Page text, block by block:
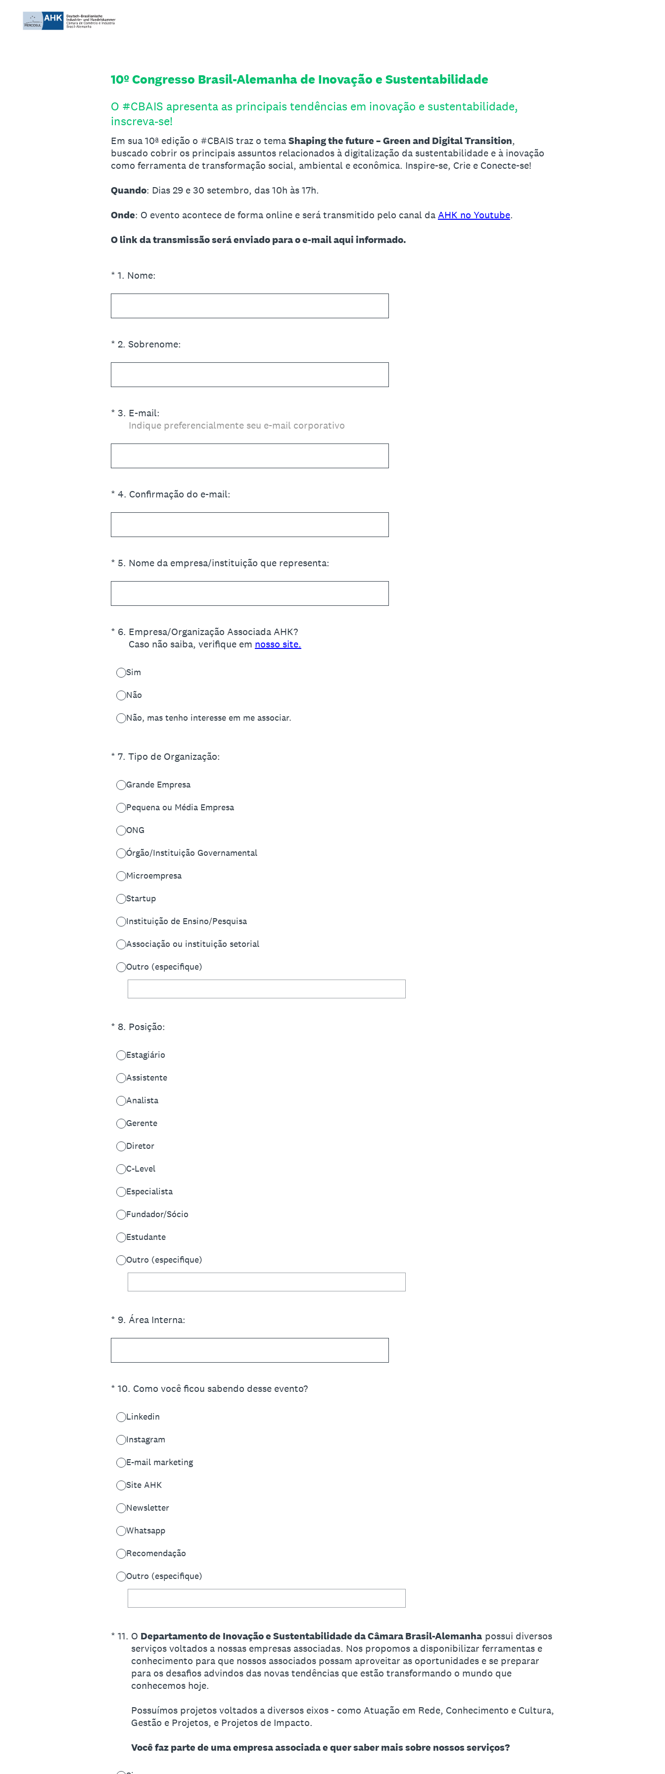
10º Congresso Brasil-Alemanha de Inovação e Sustentabilidade
O #CBAIS apresenta as principais tendências em inovação e sustentabilidade,
inscreva-se!
Em sua 10ª edição o #CBAIS traz o temaShaping the future – Green and Digital Transition,
buscado cobrir os principais assuntos relacionados à digitalização da sustentabilidade e à inovação
como ferramenta de transformação social, ambiental e econômica.​ Inspire-se, Crie e Conecte-se!
Quando: Dias 29 e 30 setembro, das 10h às 17h.
Onde: O evento acontece de forma online e será transmitido pelo canal daAHK no Youtube.
O link da transmissão será enviado para o e-mail aqui informado.
* 1. Nome:
(Obrigatório)
* 2. Sobrenome:
(Obrigatório)
* 3. E-mail:
Indique preferencialmente seu e-mail corporativo
(Obrigatório)
* 4. Confirmação do e-mail:
(Obrigatório)
* 5. Nome da empresa/instituição que representa:
(Obrigatório)
* 6. Empresa/Organização Associada AHK?
Caso não saiba, verifique em nosso site.
(Obrigatório)
Sim
Não
Não, mas tenho interesse em me associar.
* 7. Tipo de Organização:
(Obrigatório)
Grande Empresa
Pequena ou Média Empresa
ONG
Órgão/Instituição Governamental
Microempresa
Startup
Instituição de Ensino/Pesquisa
Associação ou instituição setorial
Outro (especifique)
* 8. Posição:
(Obrigatório)
Estagiário
Assistente
Analista
Gerente
Diretor
C-Level
Especialista
Fundador/Sócio
Estudante
Outro (especifique)
* 9. Área Interna:
(Obrigatório)
* 10. Como você ficou sabendo desse evento?
(Obrigatório)
Linkedin
Instagram
E-mail marketing
Site AHK
Newsletter
Whatsapp
Recomendação
Outro (especifique)
* 11. O Departamento de Inovação e Sustentabilidade da Câmara Brasil-Alemanha possui diversos
serviços voltados a nossas empresas associadas. Nos propomos a disponibilizar ferramentas e
conhecimento para que nossos associados possam aproveitar as oportunidades e se preparar
para os desafios advindos das novas tendências que estão transformando o mundo que
conhecemos hoje.
Possuímos projetos voltados a diversos eixos - como Atuação em Rede, Conhecimento e Cultura,
Gestão e Projetos, e Projetos de Impacto.
Você faz parte de uma empresa associada e quer saber mais sobre nossos serviços?
(Obrigatório)